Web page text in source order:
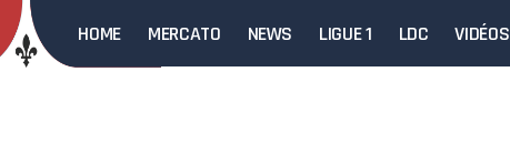
HOME MERCATO NEWS LIGUE 1 LDC VIDÉOS